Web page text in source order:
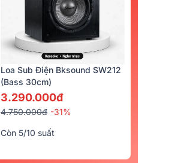
Loa Sub Điện Bksound SW212
(bass 30cm)
3.290.000đ
4.750.000đ -31%
Còn 5/10 suất